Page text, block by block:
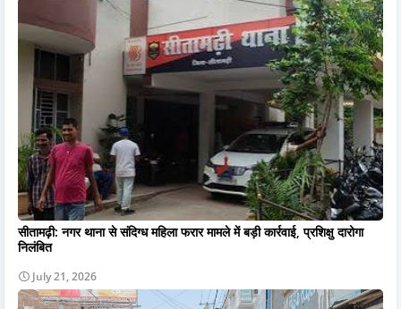
सीतामढ़ी: नगर थाना से संदिग्ध महिला फरार मामले में बड़ी कार्रवाई, प्रशिक्षु दारोगा
निलंबित
July 21, 2026